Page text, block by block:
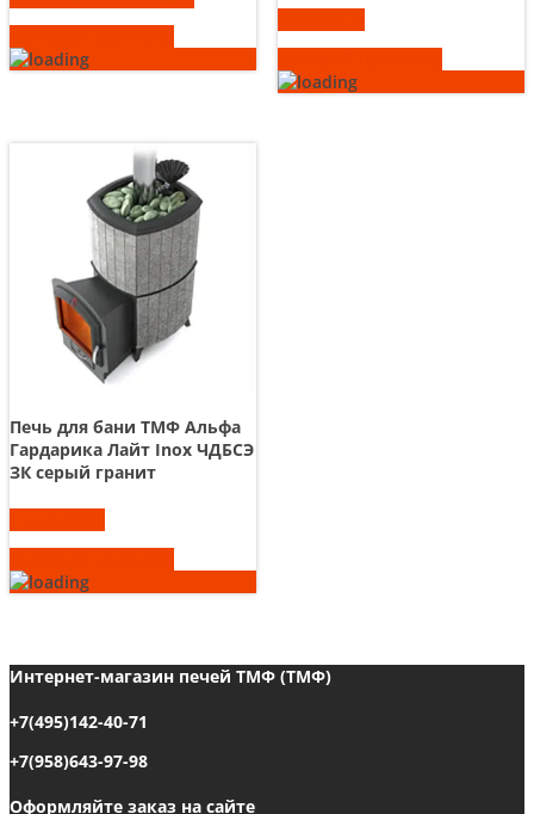
несколько
вариаций.
выбрать
товара.
Печь для бани ТМФ Альфа
Гардарика Лайт Inox ЧДБСЭ
ЗК серый гранит
Интернет-магазин печей ТМФ (ТМФ)
+7(495)142-40-71
+7(958)643-97-98
Оформляйте заказ на сайте